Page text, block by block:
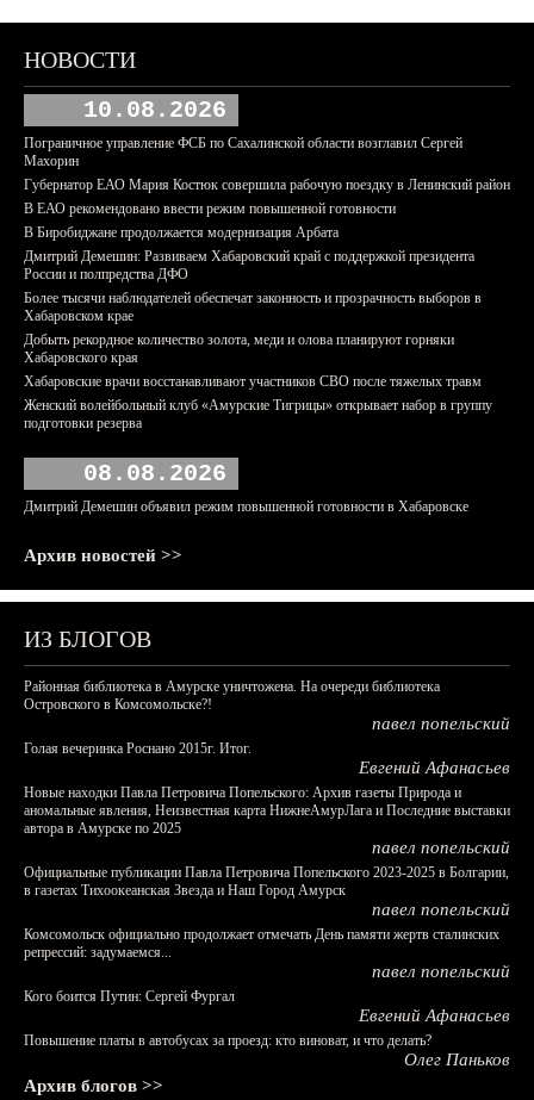
НОВОСТИ
10.08.2026
Пограничное управление ФСБ по Сахалинской области возглавил Сергей
Махорин
Губернатор ЕАО Мария Костюк совершила рабочую поездку в Ленинский район
В ЕАО рекомендовано ввести режим повышенной готовности
В Биробиджане продолжается модернизация Арбата
Дмитрий Демешин: Развиваем Хабаровский край с поддержкой президента
России и полпредства ДФО
Более тысячи наблюдателей обеспечат законность и прозрачность выборов в
Хабаровском крае
Добыть рекордное количество золота, меди и олова планируют горняки
Хабаровского края
Хабаровские врачи восстанавливают участников СВО после тяжелых травм
Женский волейбольный клуб «Амурские Тигрицы» открывает набор в группу
подготовки резерва
08.08.2026
Дмитрий Демешин объявил режим повышенной готовности в Хабаровске
Архив новостей >>
ИЗ БЛОГОВ
Районная библиотека в Амурске уничтожена. На очереди библиотека
Островского в Комсомольске?!
павел попельский
Голая вечеринка Роснано 2015г. Итог.
Евгений Афанасьев
Новые находки Павла Петровича Попельского: Архив газеты Природа и
аномальные явления, Неизвестная карта НижнеАмурЛага и Последние выставки
автора в Амурске по 2025
павел попельский
Официальные публикации Павла Петровича Попельского 2023-2025 в Болгарии,
в газетах Тихоокеанская Звезда и Наш Город Амурск
павел попельский
Комсомольск официально продолжает отмечать День памяти жертв сталинских
репрессий: задумаемся...
павел попельский
Кого боится Путин: Сергей Фургал
Евгений Афанасьев
Повышение платы в автобусах за проезд: кто виноват, и что делать?
Олег Паньков
Архив блогов >>